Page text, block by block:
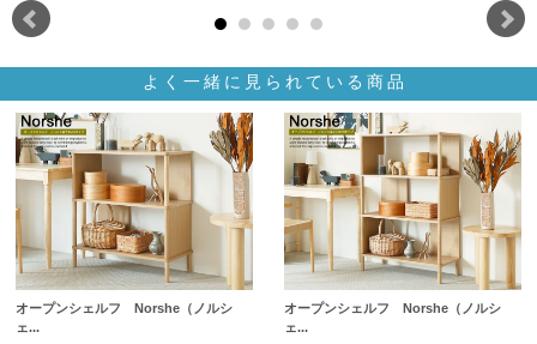
よく一緒に見られている商品
オープンシェルフ Norshe（ノルシ
ェ...
オープンシェルフ Norshe（ノルシ
ェ...